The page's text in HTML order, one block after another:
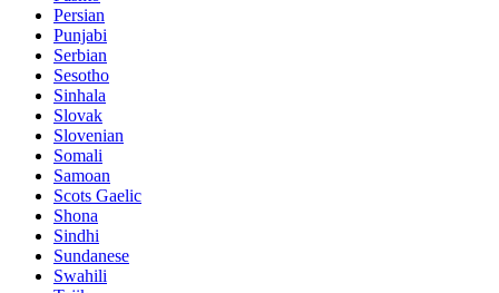
Persian
Punjabi
Serbian
Sesotho
Sinhala
Slovak
Slovenian
Somali
Samoan
Scots Gaelic
Shona
Sindhi
Sundanese
Swahili